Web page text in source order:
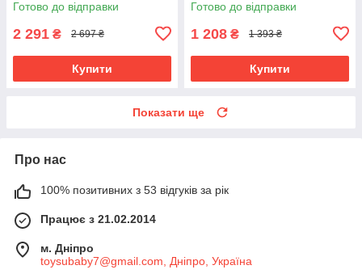
Готово до відправки
2 291 ₴ 2 697 ₴
Купити
Готово до відправки
1 208 ₴ 1 393 ₴
Купити
Показати ще
Про нас
100% позитивних з 53 відгуків за рік
Працює з 21.02.2014
м. Дніпро
toysubaby7@gmail.com, Дніпро, Україна